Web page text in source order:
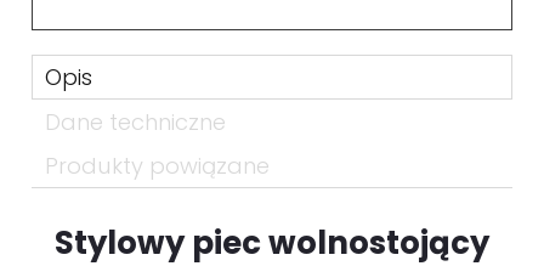
Opis
Dane techniczne
Produkty powiązane
Stylowy piec wolnostojący